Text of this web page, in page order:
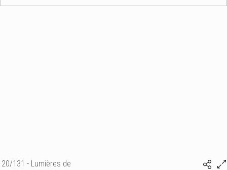
20/131 - Lumières de